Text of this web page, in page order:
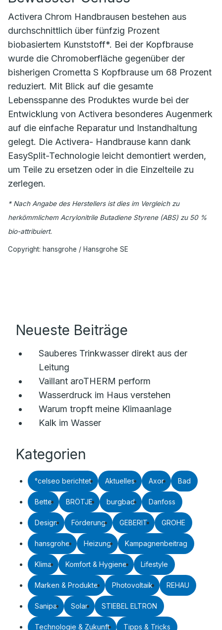
Activera Chrom Handbrausen bestehen aus
durchschnittlich über fünfzig Prozent
biobasiertem Kunststoff*. Bei der Kopfbrause
wurde die Chromoberfläche gegenüber der
bisherigen Crometta S Kopfbrause um 68 Prozent
reduziert. Mit Blick auf die gesamte
Lebensspanne des Produktes wurde bei der
Entwicklung von Activera besonderes Augenmerk
auf die einfache Reparatur und Instandhaltung
gelegt. Die Activera- Handbrause kann dank
EasySplit-Technologie leicht demontiert werden,
um Teile zu ersetzen oder in die Einzelteile zu
zerlegen.
* Nach Angabe des Herstellers ist dies im Vergleich zu
herkömmlichem Acrylonitrile Butadiene Styrene (ABS) zu 50 %
bio-attribuiert.
Copyright: hansgrohe / Hansgrohe SE
Neueste Beiträge
Sauberes Trinkwasser direkt aus der
Leitung
Vaillant aroTHERM perform
Wasserdruck im Haus verstehen
Warum tropft meine Klimaanlage
Kalk im Wasser
Kategorien
°celseo berichtet Aktuelles Axor Bad
Bette BRÖTJE burgbad Danfoss
Design Förderung GEBERIT GROHE
hansgrohe Heizung Kampagnenbeitrag
Klima Komfort & Hygiene Lifestyle
Marken & Produkte Photovoltaik REHAU
Sanipa Solar STIEBEL ELTRON
Technologie & Zukunft Tipps & Tricks